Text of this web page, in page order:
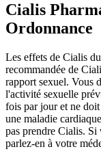
Cialis
Ordonnance
Les effets de Cialis
recommandée de
rapport sexuel. Vous
l'activité sexuelle
fois par jour et ne
une maladie
pas prendre Cialis. Si
parlez-en à votre